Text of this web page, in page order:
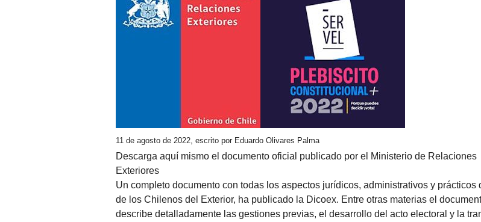
11 de agosto de 2022, escrito por Eduardo Olivares Palma
Descarga aquí mismo el documento oficial publicado por el Ministerio de Relaciones
Exteriores
Un completo documento con todas los aspectos jurídicos, administrativos y prácticos
de los Chilenos del Exterior, ha publicado la Dicoex. Entre otras materias el
describe detalladamente las gestiones previas, el desarrollo del acto electoral y la